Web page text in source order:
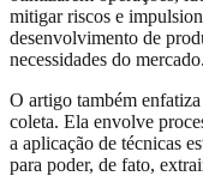
mitigar riscos e
desenvolvimento de
necessidades do mercado.
O artigo também
coleta. Ela envolve
a aplicação de técnicas
para poder, de fato,